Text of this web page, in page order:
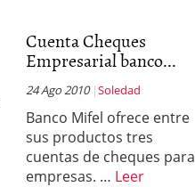
Cuenta Cheques
Empresarial banco...
24 Ago 2010 Soledad
Banco Mifel ofrece entre
sus productos tres
cuentas de cheques para
empresas. … Leer